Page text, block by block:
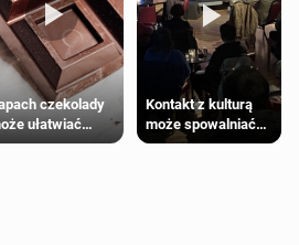
czekolady
ułatwiać
siłowy
Kontakt z kulturą
może spowalniać
starzenie